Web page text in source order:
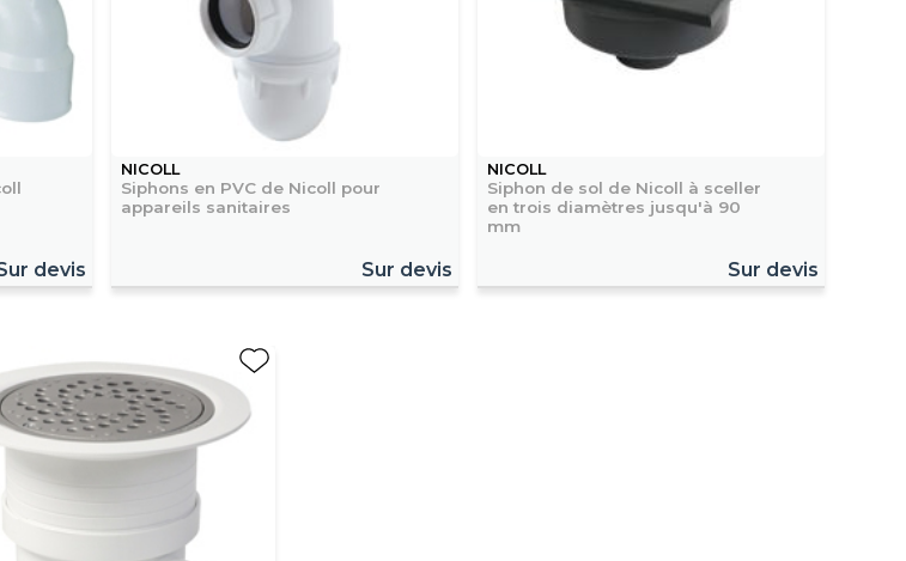
devis
NICOLL
Siphons en PVC de Nicoll pour
appareils sanitaires
Sur devis
NICOLL
Siphon de sol de Nicoll à sceller
en trois diamètres jusqu'à 90
mm
Sur devis